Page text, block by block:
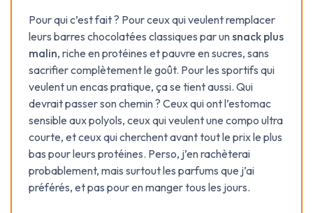
Pour qui c’est fait ? Pour ceux qui veulent remplacer
leurs barres chocolatées classiques par unsnack plus
malin, riche en protéines et pauvre en sucres, sans
sacrifier complètement le goût. Pour les sportifs qui
veulent un encas pratique, ça se tient aussi. Qui
devrait passer son chemin ? Ceux qui ont l’estomac
sensible aux polyols, ceux qui veulent une compo ultra
courte, et ceux qui cherchent avant tout le prix le plus
bas pour leurs protéines. Perso, j’en rachèterai
probablement, mais surtout les parfums que j’ai
préférés, et pas pour en manger tous les jours.